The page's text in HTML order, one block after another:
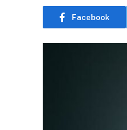
Facebook